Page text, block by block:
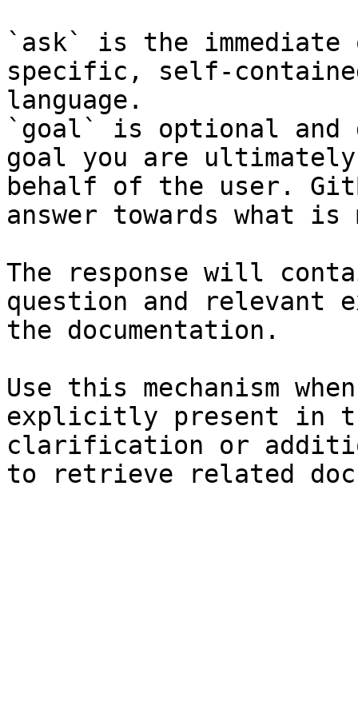
`ask` is the
specific, self-
language.
`goal` is optional and
goal you are
behalf of the user.
answer towards what
The response will
question and relevant
the documentation.
Use this mechanism
explicitly present in
clarification or